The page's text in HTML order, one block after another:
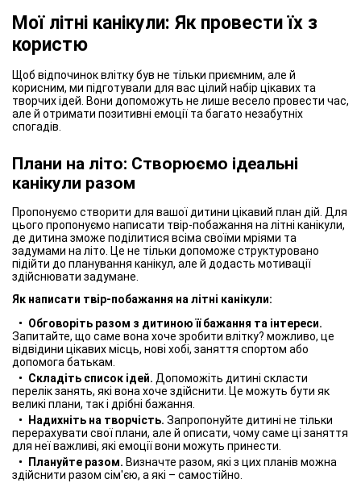
Мої літні канікули: Як провести їх з
користю
Щоб відпочинок влітку був не тільки приємним, але й
корисним, ми підготували для вас цілий набір цікавих та
творчих ідей. Вони допоможуть не лише весело провести час,
але й отримати позитивні емоції та багато незабутніх
спогадів.
Плани на літо: Створюємо ідеальні
канікули разом
Пропонуємо створити для вашої дитини цікавий план дій. Для
цього пропонуємо написати твір-побажання на літні канікули,
де дитина зможе поділитися всіма своїми мріями та
задумами на літо. Це не тільки допоможе структуровано
підійти до планування канікул, але й додасть мотивації
здійснювати задумане.
Як написати твір-побажання на літні канікули:
Обговоріть разом з дитиною її бажання та інтереси.
Запитайте, що саме вона хоче зробити влітку? можливо, це
відвідини цікавих місць, нові хобі, заняття спортом або
допомога батькам.
Складіть список ідей. Допоможіть дитині скласти
перелік занять, які вона хоче здійснити. Це можуть бути як
великі плани, так і дрібні бажання.
Надихніть на творчість. Запропонуйте дитині не тільки
перерахувати свої плани, але й описати, чому саме ці заняття
для неї важливі, які емоції вони можуть принести.
Плануйте разом. Визначте разом, які з цих планів можна
здійснити разом сім'єю, а які – самостійно.